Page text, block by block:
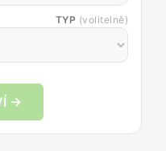
TYP (volitelně)
→